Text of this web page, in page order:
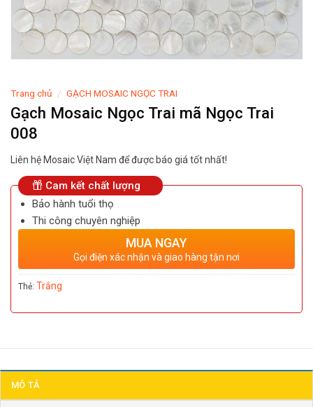
Trang chủ / GẠCH MOSAIC NGỌC TRAI
Gạch Mosaic Ngọc Trai mã Ngọc Trai
008
Liên hệ Mosaic Việt Nam để được báo giá tốt nhất!
Cam kết chất lượng
Bảo hành tuổi thọ
Thi công chuyên nghiệp
MUA NGAY
Gọi điện xác nhận và giao hàng tận nơi
Thẻ: Trắng
MÔ TẢ